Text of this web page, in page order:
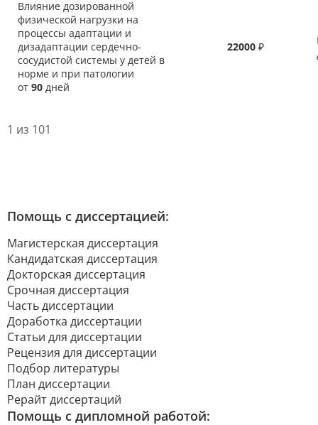
Влияние дозированной
физической нагрузки на
процессы адаптации и
дизадаптации сердечно-
сосудистой системы у детей в
норме и при патологии
от 90 дней
22000 ₽
1 из 101
Помощь с диссертацией:
Магистерская диссертация
Кандидатская диссертация
Докторская диссертация
Срочная диссертация
Часть диссертации
Доработка диссертации
Статьи для диссертации
Рецензия для диссертации
Подбор литературы
План диссертации
Рерайт диссертаций
Помощь с дипломной работой: